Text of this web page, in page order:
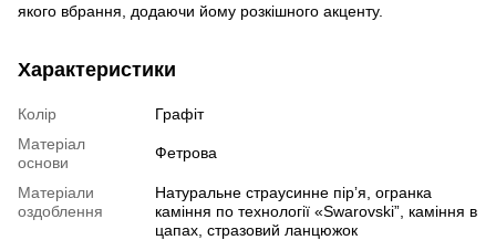
якого вбрання, додаючи йому розкішного акценту.
Характеристики
Колір
Графіт
Матеріал
основи
Фетрова
Матеріали
оздоблення
Натуральне страусинне пірʼя, огранка
каміння по технології «Swarovski”, каміння в
цапах, стразовий ланцюжок